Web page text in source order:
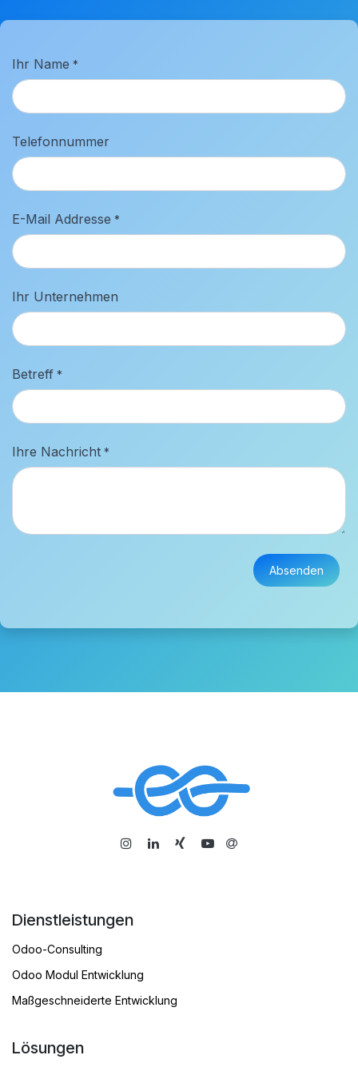
Ihr Name *
Telefonnummer
E-Mail Addresse *
Ihr Unternehmen
Betreff *
Ihre Nachricht *
Absenden
Dienstleistungen
Odoo-Consulting
Odoo Modul Entwicklung
Maßgeschneiderte Entwicklung
Lösungen